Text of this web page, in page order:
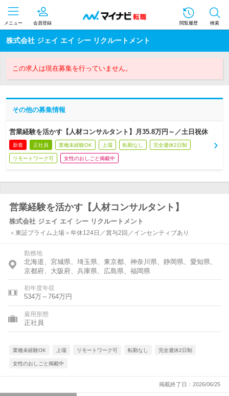
メニュー 会員登録 閲覧履歴 検索
株式会社 ジェイ エイ シー リクルートメント
この求人は現在募集を行っていません。
その他の募集情報
営業経験を活かす【人材コンサルタント】月35.8万円～／土日祝休
新着 正社員 業種未経験OK 上場 転勤なし 完全週休2日制
リモートワーク可 女性のおしごと掲載中
営業経験を活かす【人材コンサルタント】
株式会社 ジェイ エイ シー リクルートメント
＜東証プライム上場＞年休124日／賞与2回／インセンティブあり
勤務地
北海道、宮城県、埼玉県、東京都、神奈川県、静岡県、愛知県、
京都府、大阪府、兵庫県、広島県、福岡県
初年度年収
534万～764万円
雇用形態
正社員
業種未経験OK 上場 リモートワーク可 転勤なし 完全週休2日制
女性のおしごと掲載中
掲載終了日：2026/06/25